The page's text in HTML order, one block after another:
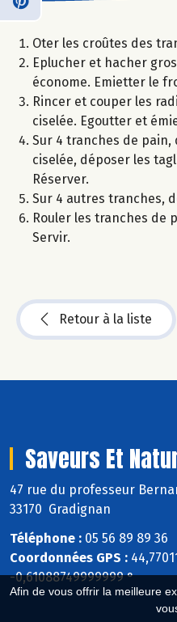
Afin de vous offrir la meilleure
Oter les croûtes des
Eplucher et hacher
économe. Emietter le
Rincer et couper les
ciselée. Egoutter et
Sur 4 tranches de
ciselée, déposer les
Réserver.
Sur 4 autres tranches,
Rouler les tranches de
Servir.
Retour à la liste
Saveurs Et
47 rue du professeur
33170 Gradignan
Téléphone : 05 56 89 89 36
Coordonnées GPS :
-0,61088749999999 °